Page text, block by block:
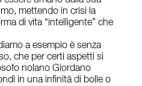
mettendo in crisi la
di vita “intelligente” che
a esempio è senza
che per certi aspetti si
nolano Giordano
in una infinità di bolle o